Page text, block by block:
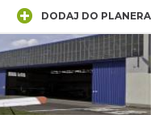
tu dużego portu
startowym, wieżą
w Rybniku miałby
pasażerów rocznie, a
loty krajowe, jak i
DODAJ DO PLANERA